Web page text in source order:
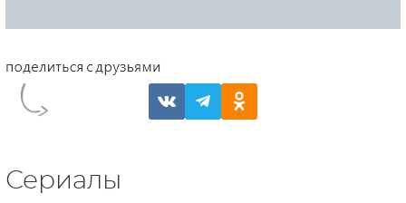
Сериалы